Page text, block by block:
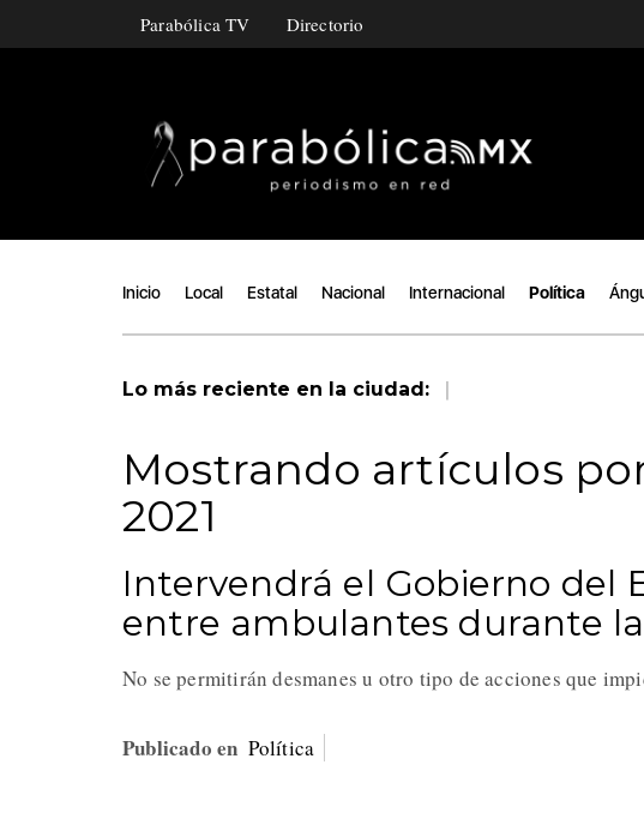
Parabólica TV Directorio
Inicio Local Estatal Nacional Internacional Política
Lo más reciente en la ciudad: |
Mostrando artículos
2021
Intervendrá el Gobierno del
entre ambulantes durante
No se permitirán desmanes u otro tipo de acciones que
Publicado en Política